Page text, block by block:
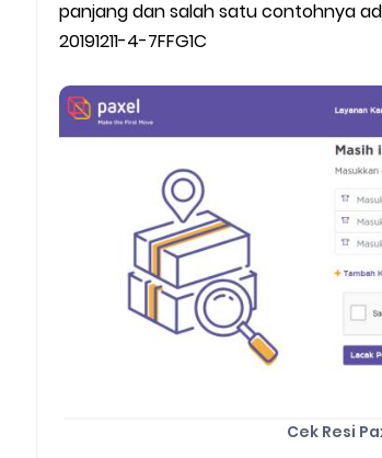
panjang dan salah satu contohnya
20191211-4-7FFG1C
Cek Resi